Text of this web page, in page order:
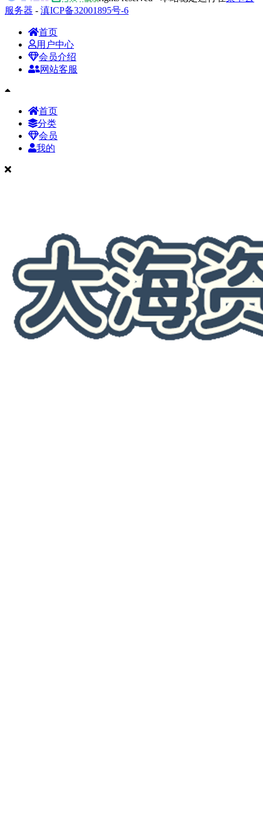
服务器 - 滇ICP备32001895号-6
首页
用户中心
会员介绍
网站客服
首页
分类
会员
我的